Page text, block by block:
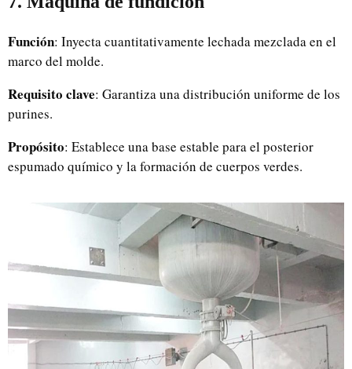
Función: Inyecta cuantitativamente lechada mezclada en el
marco del molde.
Requisito clave: Garantiza una distribución uniforme de los
purines.
Propósito: Establece una base estable para el posterior
espumado químico y la formación de cuerpos verdes.